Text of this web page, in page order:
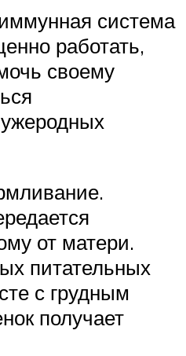
система
работать,
своему
от матери.
питательных
с грудным
получает